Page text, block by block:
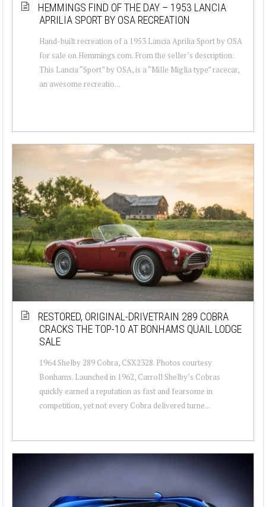
HEMMINGS FIND OF THE DAY – 1953 LANCIA
APRILIA SPORT BY OSA RECREATION
Hand-built recreation of a 1953 Lancia Aprilia Sport by OSA
for sale on Hemmings.com. From the seller’s description:
This Lancia “Sport” by OSA, is a “Mille Miglia type” racecar,
an awesome recreatio...
RESTORED, ORIGINAL-DRIVETRAIN 289 COBRA
CRACKS THE TOP-10 AT BONHAMS QUAIL LODGE
SALE
1964 Shelby 289 Cobra, CSX2328. Photos courtesy
Bonhams. Launched in 1962, Carroll Shelby’s Cobras
quickly earned a reputation as fast and fearsome in
competition, yet not every Cobra delivered turne...